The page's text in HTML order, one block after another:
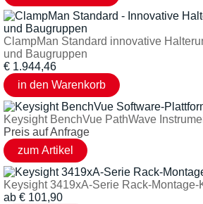
ClampMan Standard innovative
und Baugruppen
€ 1.944,46
Keysight BenchVue PathWave
Preis auf Anfrage
Keysight 3419xA-Serie Rack-Montage-
ab € 101,90